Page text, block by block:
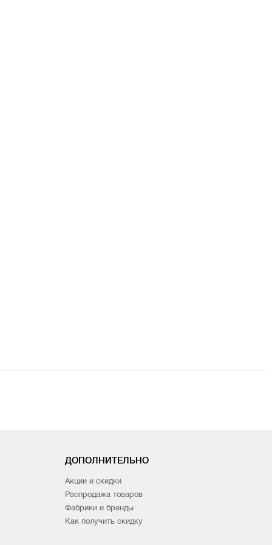
ДОПОЛНИТЕЛЬНО
Акции и скидки
Распродажа товаров
Фабрики и бренды
Как получить скидку